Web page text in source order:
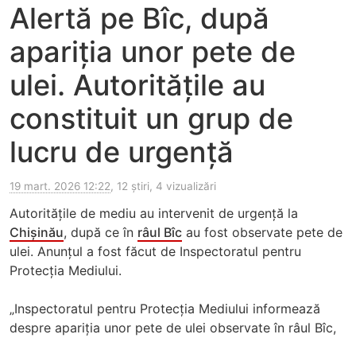
Alertă pe Bîc, după
apariția unor pete de
ulei. Autoritățile au
constituit un grup de
lucru de urgență
19 mart. 2026 12:22, 12 știri, 4 vizualizări
Autoritățile de mediu au intervenit de urgență la
Chișinău, după ce în râul Bîc au fost observate pete de
ulei. Anunțul a fost făcut de Inspectoratul pentru
Protecția Mediului.
„Inspectoratul pentru Protecția Mediului informează
despre apariția unor pete de ulei observate în râul Bîc,